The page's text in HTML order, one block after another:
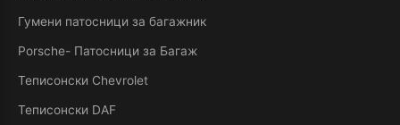
Гумени патосници за багажник
Porsche- Патосници за Багаж
Теписонски Chevrolet
Теписонски DAF